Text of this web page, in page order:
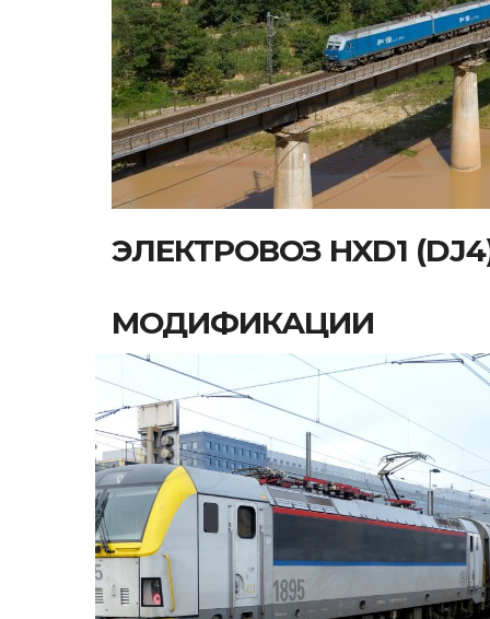
ЭЛЕКТРОВОЗ HXD1
МОДИФИКАЦИИ